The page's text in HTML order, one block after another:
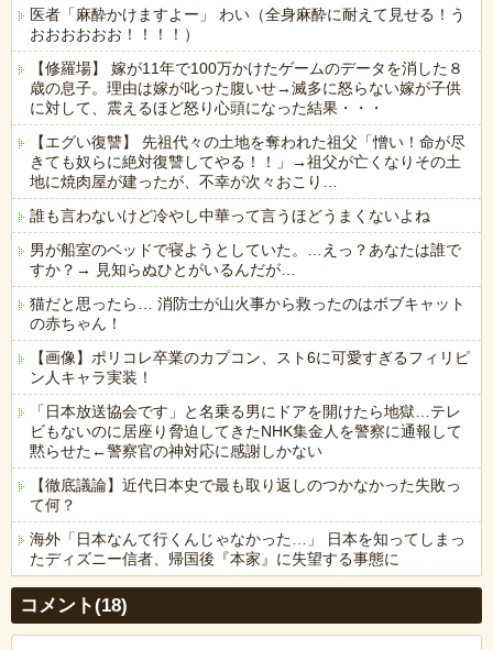
医者「麻酔かけますよー」 わい（全身麻酔に耐えて見せる！う
おおおおおお！！！！）
【修羅場】 嫁が11年で100万かけたゲームのデータを消した８
歳の息子。理由は嫁が叱った腹いせ→滅多に怒らない嫁が子供
に対して、震えるほど怒り心頭になった結果・・・
【エグい復讐】 先祖代々の土地を奪われた祖父「憎い！命が尽
きても奴らに絶対復讐してやる！！」→祖父が亡くなりその土
地に焼肉屋が建ったが、不幸が次々おこり…
誰も言わないけど冷やし中華って言うほどうまくないよね
男が船室のベッドで寝ようとしていた。…えっ？あなたは誰で
すか？→ 見知らぬひとがいるんだが…
猫だと思ったら… 消防士が山火事から救ったのはボブキャット
の赤ちゃん！
【画像】ポリコレ卒業のカプコン、スト6に可愛すぎるフィリピ
ン人キャラ実装！
「日本放送協会です」と名乗る男にドアを開けたら地獄…テレ
ビもないのに居座り脅迫してきたNHK集金人を警察に通報して
黙らせた←警察官の神対応に感謝しかない
【徹底議論】近代日本史で最も取り返しのつかなかった失敗っ
て何？
海外「日本なんて行くんじゃなかった…」 日本を知ってしまっ
たディズニー信者、帰国後『本家』に失望する事態に
Powered by livedoor 相互RSS
コメント(18)